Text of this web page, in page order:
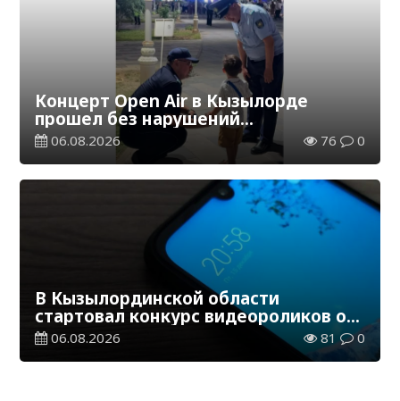
Концерт Open Air в Кызылорде
прошел без нарушений
общественного порядка
06.08.2026 76 0
В Кызылординской области
стартовал конкурс видеороликов о
семейных ценностях и Конституции
06.08.2026 81 0